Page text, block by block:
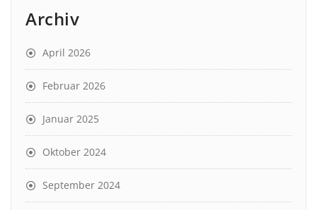
Archiv
April 2026
Februar 2026
Januar 2025
Oktober 2024
September 2024